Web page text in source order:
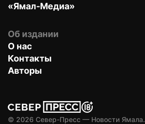
«Ямал-Медиа»
Об издании
О нас
Контакты
Авторы
© 2026 Север-Пресс — Новости Ямала.